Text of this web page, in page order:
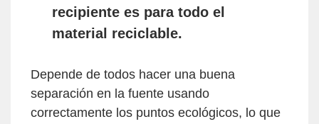
recipiente es para todo el
material reciclable.
Depende de todos hacer una buena
separación en la fuente usando
correctamente los puntos ecológicos, lo que